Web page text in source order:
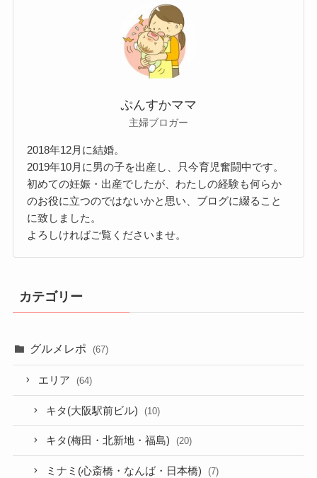
ぷんすかママ
主婦ブロガー
2018年12月に結婚。
2019年10月に男の子を出産し、只今育児奮闘中です。
初めての妊娠・出産でしたが、わたしの経験も何らか
のお役に立つのではないかと思い、ブログに綴ること
に致しました。
よろしければご覧くださいませ。
カテゴリー
グルメレポ (67)
エリア (64)
キタ(大阪駅前ビル) (10)
キタ(梅田・北新地・福島) (20)
ミナミ(心斎橋・なんば・日本橋) (7)